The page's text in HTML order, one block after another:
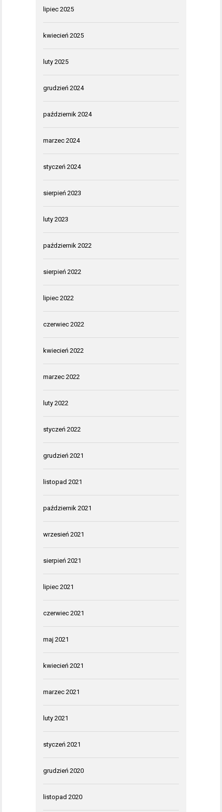
lipiec 2025
kwiecień 2025
luty 2025
grudzień 2024
październik 2024
marzec 2024
styczeń 2024
sierpień 2023
luty 2023
październik 2022
sierpień 2022
lipiec 2022
czerwiec 2022
kwiecień 2022
marzec 2022
luty 2022
styczeń 2022
grudzień 2021
listopad 2021
październik 2021
wrzesień 2021
sierpień 2021
lipiec 2021
czerwiec 2021
maj 2021
kwiecień 2021
marzec 2021
luty 2021
styczeń 2021
grudzień 2020
listopad 2020